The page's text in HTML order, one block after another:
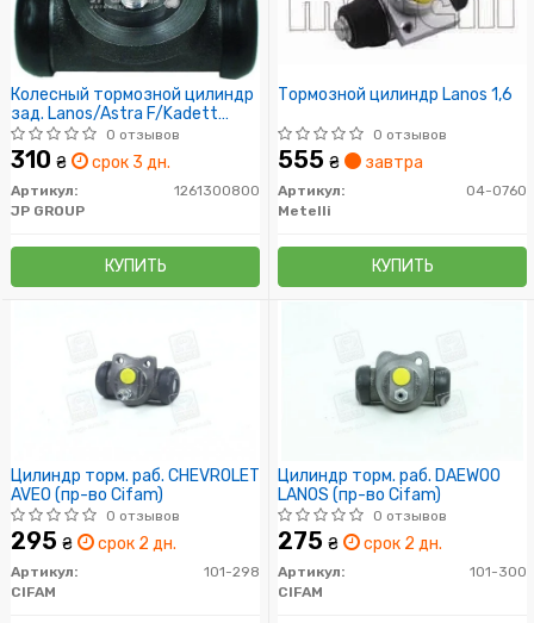
Колесный тормозной цилиндр
зад. Lanos/Astra F/Kadett
E/Vectra A (19.05mm/Lucas)
0 отзывов
310 ₴ срок 3 дн.
Артикул:
1261300800
JP GROUP
КУПИТЬ
Тормозной цилиндр Lanos 1,6
0 отзывов
555 ₴ завтра
Артикул:
04-0760
Metelli
КУПИТЬ
Цилиндр торм. раб. CHEVROLET
AVEO (пр-во Cifam)
0 отзывов
295 ₴ срок 2 дн.
Артикул:
101-298
CIFAM
Цилиндр торм. раб. DAEWOO
LANOS (пр-во Cifam)
0 отзывов
275 ₴ срок 2 дн.
Артикул:
101-300
CIFAM